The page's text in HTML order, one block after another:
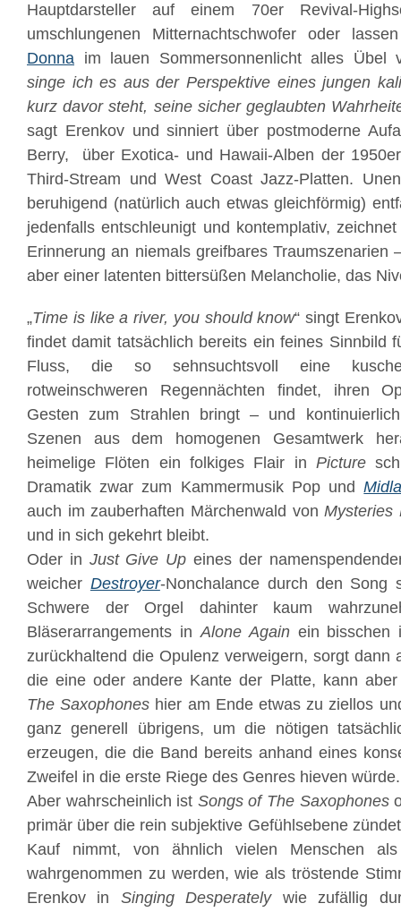
Hauptdarsteller auf einem 70er Revival-
umschlungenen Mitternachtschwofer oder
Donna im lauen Sommersonnenlicht alles Übel
singe ich es aus der Perspektive eines jungen
kurz davor steht, seine sicher geglaubten
sagt Erenkov und sinniert über postmoderne
Berry, über Exotica- und Hawaii-Alben der
Third-Stream und West Coast Jazz-Platten.
beruhigend (natürlich auch etwas gleichförmig)
jedenfalls entschleunigt und kontemplativ,
Erinnerung an niemals greifbares Traumszenarien
aber einer latenten bittersüßen Melancholie, das
„Time is like a river, you should know“ singt
findet damit tatsächlich bereits ein feines Sinnbild
Fluss, die so sehnsuchtsvoll eine
rotweinschweren Regennächten findet, ihren
Gesten zum Strahlen bringt – und
Szenen aus dem homogenen Gesamtwerk
heimelige Flöten ein folkiges Flair in Picture
Dramatik zwar zum Kammermusik Pop und
auch im zauberhaften Märchenwald vonMysteries
und in sich gekehrt bleibt.
Oder in Just Give Up eines der
weicher Destroyer-Nonchalance durch den Song
Schwere der Orgel dahinter kaum
Bläserarrangements inAlone Againein bisschen
zurückhaltend die Opulenz verweigern, sorgt dann
die eine oder andere Kante der Platte, kann
The Saxophones hier am Ende etwas zu ziellos
ganz generell übrigens, um die nötigen
erzeugen, die die Band bereits anhand eines
Zweifel in die erste Riege des Genres hieven würde.
Aber wahrscheinlich ist Songs of The Saxophones
primär über die rein subjektive Gefühlsebene
Kauf nimmt, von ähnlich vielen Menschen als
wahrgenommen zu werden, wie als tröstende
Erenkov in Singing Desperatelywie zufällig